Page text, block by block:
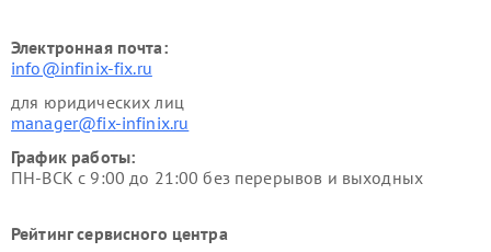
Электронная почта:
info@infinix-fix.ru
для юридических лиц
manager@fix-infinix.ru
График работы:
ПН-ВСК с 9:00 до 21:00 без перерывов и выходных
Рейтинг сервисного центра